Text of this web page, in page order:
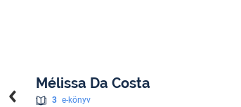
Mélissa Da Costa
3 e-könyv